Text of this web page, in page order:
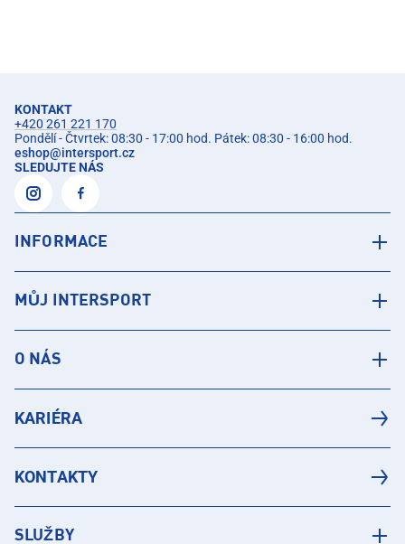
KONTAKT
+420 261 221 170
Pondělí - Čtvrtek: 08:30 - 17:00 hod. Pátek: 08:30 - 16:00 hod.
eshop@intersport.cz
SLEDUJTE NÁS
INFORMACE
MŮJ INTERSPORT
O NÁS
KARIÉRA
KONTAKTY
SLUŽBY